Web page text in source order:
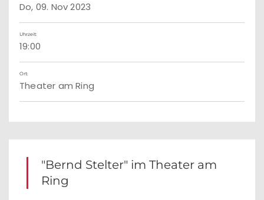
Do, 09. Nov 2023
Uhrzeit:
19:00
Ort:
Theater am Ring
"Bernd Stelter" im Theater am
Ring